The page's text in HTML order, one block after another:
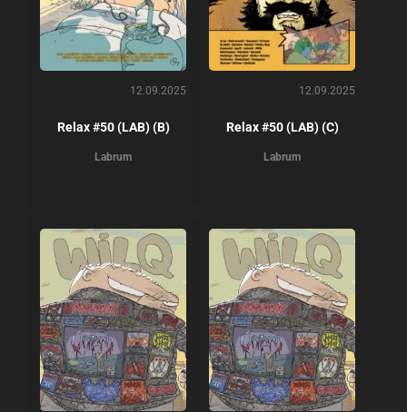
12.09.2025
Relax #50 (LAB) (B)
Labrum
12.09.2025
Relax #50 (LAB) (C)
Labrum